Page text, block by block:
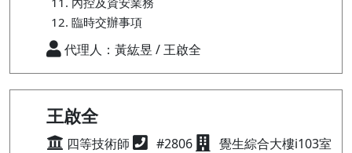
臨時交辦事項
代理人：黃紘昱 / 王啟全
王啟全
四等技術師 #2806
覺生綜合大樓i103室